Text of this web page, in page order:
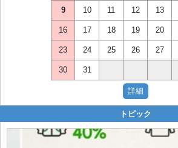
9 10 11 12 13
16 17 18 19 20
23 24 25 26 27
30 31
トピック